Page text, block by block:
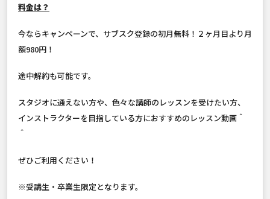
料金は？
今ならキャンペーンで、サブスク登録の初月無料！２ヶ月目より月
額980円！
途中解約も可能です。
スタジオに通えない方や、色々な講師のレッスンを受けたい方、
インストラクターを目指している方におすすめのレッスン動画＾
＾
ぜひご利用ください！
※受講生・卒業生限定となります。